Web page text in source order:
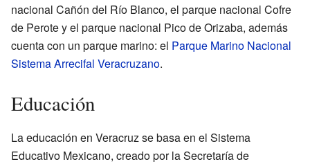
nacional Cañón del Río Blanco, el parque nacional Cofre
de Perote y el parque nacional Pico de Orizaba, además
cuenta con un parque marino: el Parque Marino Nacional
Sistema Arrecifal Veracruzano.
Educación
La educación en Veracruz se basa en el Sistema
Educativo Mexicano, creado por la Secretaría de